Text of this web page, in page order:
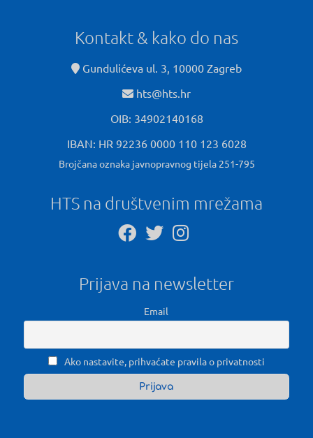
Kontakt & kako do nas
Gundulićeva ul. 3, 10000 Zagreb
hts@hts.hr
OIB: 34902140168
IBAN: HR 92236 0000 110 123 6028
Brojčana oznaka javnopravnog tijela 251-795
HTS na društvenim mrežama
Prijava na newsletter
Email
Ako nastavite, prihvaćate pravila o privatnosti